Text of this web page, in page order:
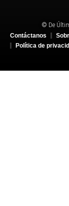
© De
Contáctanos
Política de